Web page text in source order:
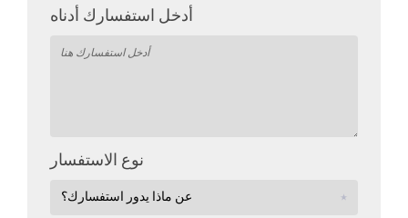
أدخل استفسارك أدناه
نوع الاستفسار